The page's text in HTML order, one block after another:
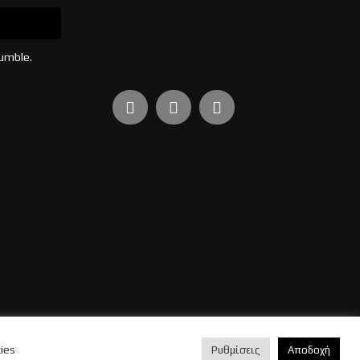
απορρήτου Ρυθμίσεις Cookies
Ρυθμίσεις Αποδοχή